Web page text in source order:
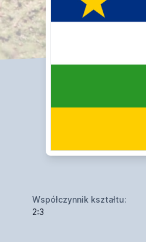
Współczynnik kształtu:
2:3